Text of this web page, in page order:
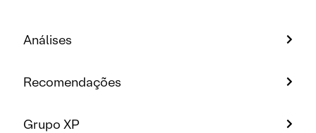
Análises
Recomendações
Grupo XP